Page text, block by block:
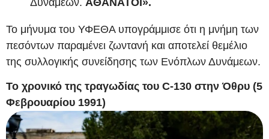
Το μήνυμα του ΥΦΕΘΑ υπογράμμισε ότι η μνήμη των
πεσόντων παραμένει ζωντανή και αποτελεί θεμέλιο
της συλλογικής συνείδησης των Ενόπλων Δυνάμεων.
Το χρονικό της τραγωδίας του C‑130 στην Όθρυ (5
Φεβρουαρίου 1991)